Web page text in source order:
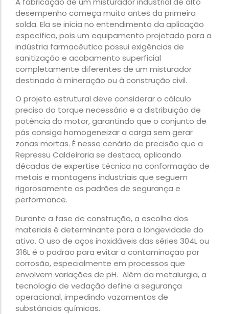
desempenho começa muito antes da primeira
solda. Ela se inicia no entendimento da aplicação
específica, pois um equipamento projetado para a
indústria farmacêutica possui exigências de
sanitização e acabamento superficial
completamente diferentes de um misturador
destinado à mineração ou à construção civil.
O projeto estrutural deve considerar o cálculo
preciso do torque necessário e a distribuição de
potência do motor, garantindo que o conjunto de
pás consiga homogeneizar a carga sem gerar
zonas mortas. É nesse cenário de precisão que a
Repressu Caldeiraria se destaca, aplicando
décadas de expertise técnica na conformação de
metais e montagens industriais que seguem
rigorosamente os padrões de segurança e
performance.
Durante a fase de construção, a escolha dos
materiais é determinante para a longevidade do
ativo. O uso de aços inoxidáveis das séries 304L ou
316L é o padrão para evitar a contaminação por
corrosão, especialmente em processos que
envolvem variações de pH. Além da metalurgia, a
tecnologia de vedação define a segurança
operacional, impedindo vazamentos de
substâncias químicas.